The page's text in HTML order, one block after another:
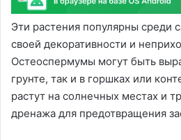
Эти растения популярны среди
своей декоративности и
Остеоспермумы могут быть
грунте, так и в горшках или
растут на солнечных местах и
дренажа для предотвращения